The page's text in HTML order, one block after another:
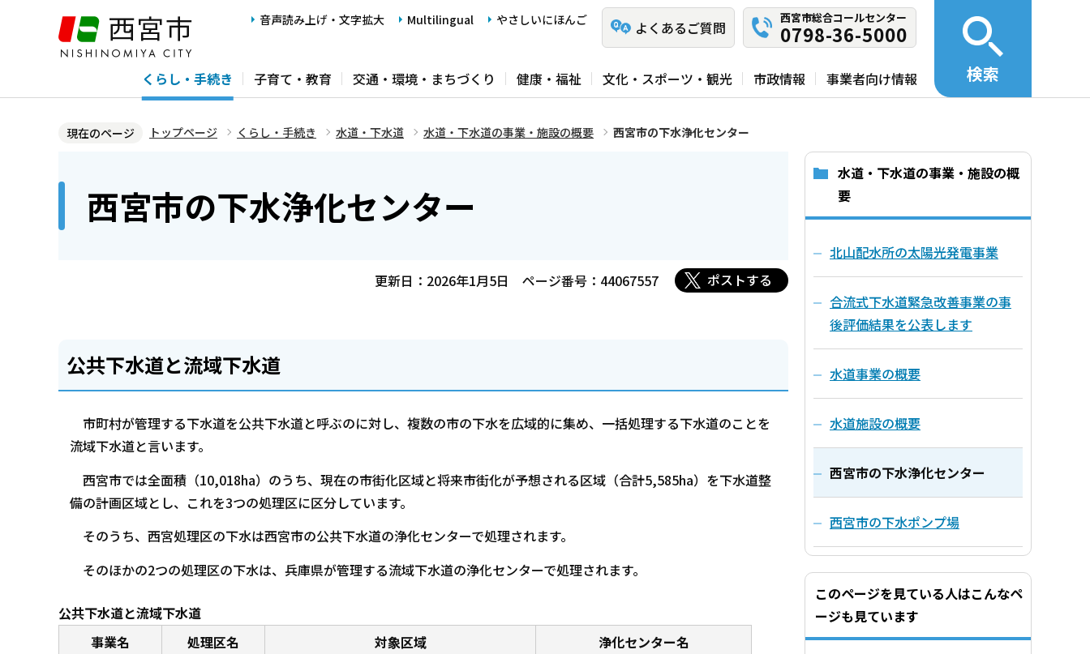
ジ
音声読み上げ・文字拡大 Multilingual やさしいにほんご よくあるご質問
西宮市総合コールセンター
0798-36-5000
くらし・手続き 子育て・教育 交通・環境・まちづくり 健康・福祉 文化・スポーツ・観光 市政情報 事業者向け情報 検索
現在のページ トップページ くらし・手続き 水道・下水道 水道・下水道の事業・施設の概要 西宮市の下水浄化センター
西宮市の下水浄化センター
更新日：2026年1月5日 ページ番号：44067557 ポストする
公共下水道と流域下水道
市町村が管理する下水道を公共下水道と呼ぶのに対し、複数の市の下水を広域的に集め、一括処理する下水道のことを
流域下水道と言います。
西宮市では全面積（10,018ha）のうち、現在の市街化区域と将来市街化が予想される区域（合計5,585ha）を下水道整
備の計画区域とし、これを3つの処理区に区分しています。
そのうち、西宮処理区の下水は西宮市の公共下水道の浄化センターで処理されます。
そのほかの2つの処理区の下水は、兵庫県が管理する流域下水道の浄化センターで処理されます。
公共下水道と流域下水道
事業名
処理区名 対象区域 浄化センター名
水道・下水道の事業・施設の概
要
北山配水所の太陽光発電事業
合流式下水道緊急改善事業の事
後評価結果を公表します
水道事業の概要
水道施設の概要
西宮市の下水浄化センター
西宮市の下水ポンプ場
このページを見ている人はこんなペ
ージも見ています